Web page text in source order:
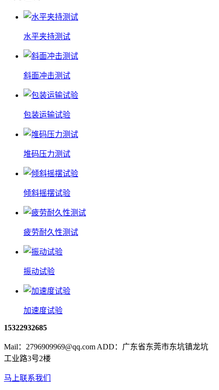
水平夹持测试
斜面冲击测试
包装运输试验
堆码压力测试
倾斜摇摆试验
疲劳耐久性测试
振动试验
加速度试验
15322932685
Mail：2796909969@qq.com ADD：广东省东莞市东坑镇龙坑
工业路3号2楼
马上联系我们